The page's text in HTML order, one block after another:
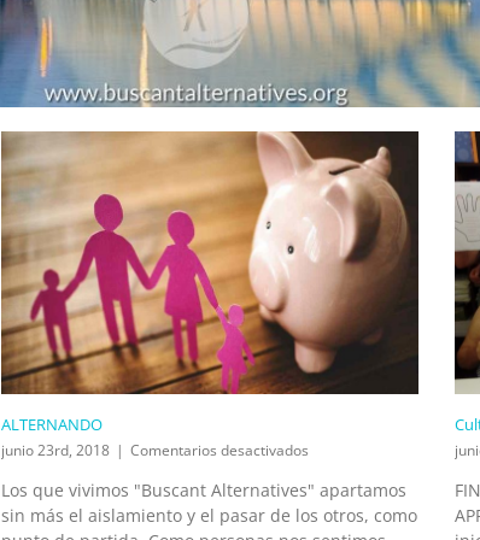
ALTERNANDO
junio 23rd, 2018 | Comentarios desactivadosen
Los que vivimos "Buscant Alternatives" apartamos
sin más el aislamiento y el pasar de los otros, como